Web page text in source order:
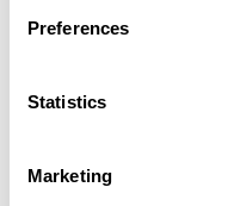
Preferences
Statistics
Marketing
présente une ascension
environ 7 heures et 14